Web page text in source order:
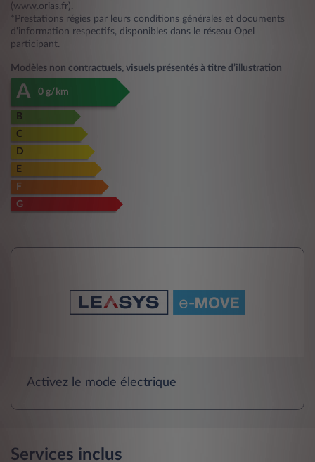
(www.orias.fr).
*Prestations régies par leurs conditions générales et documents
d'information respectifs, disponibles dans le réseau Opel
participant.
Modèles non contractuels, visuels présentés à titre d’illustration
A 0 g/km
B
C
D
E
F
G
Activez le mode électrique
Services inclus